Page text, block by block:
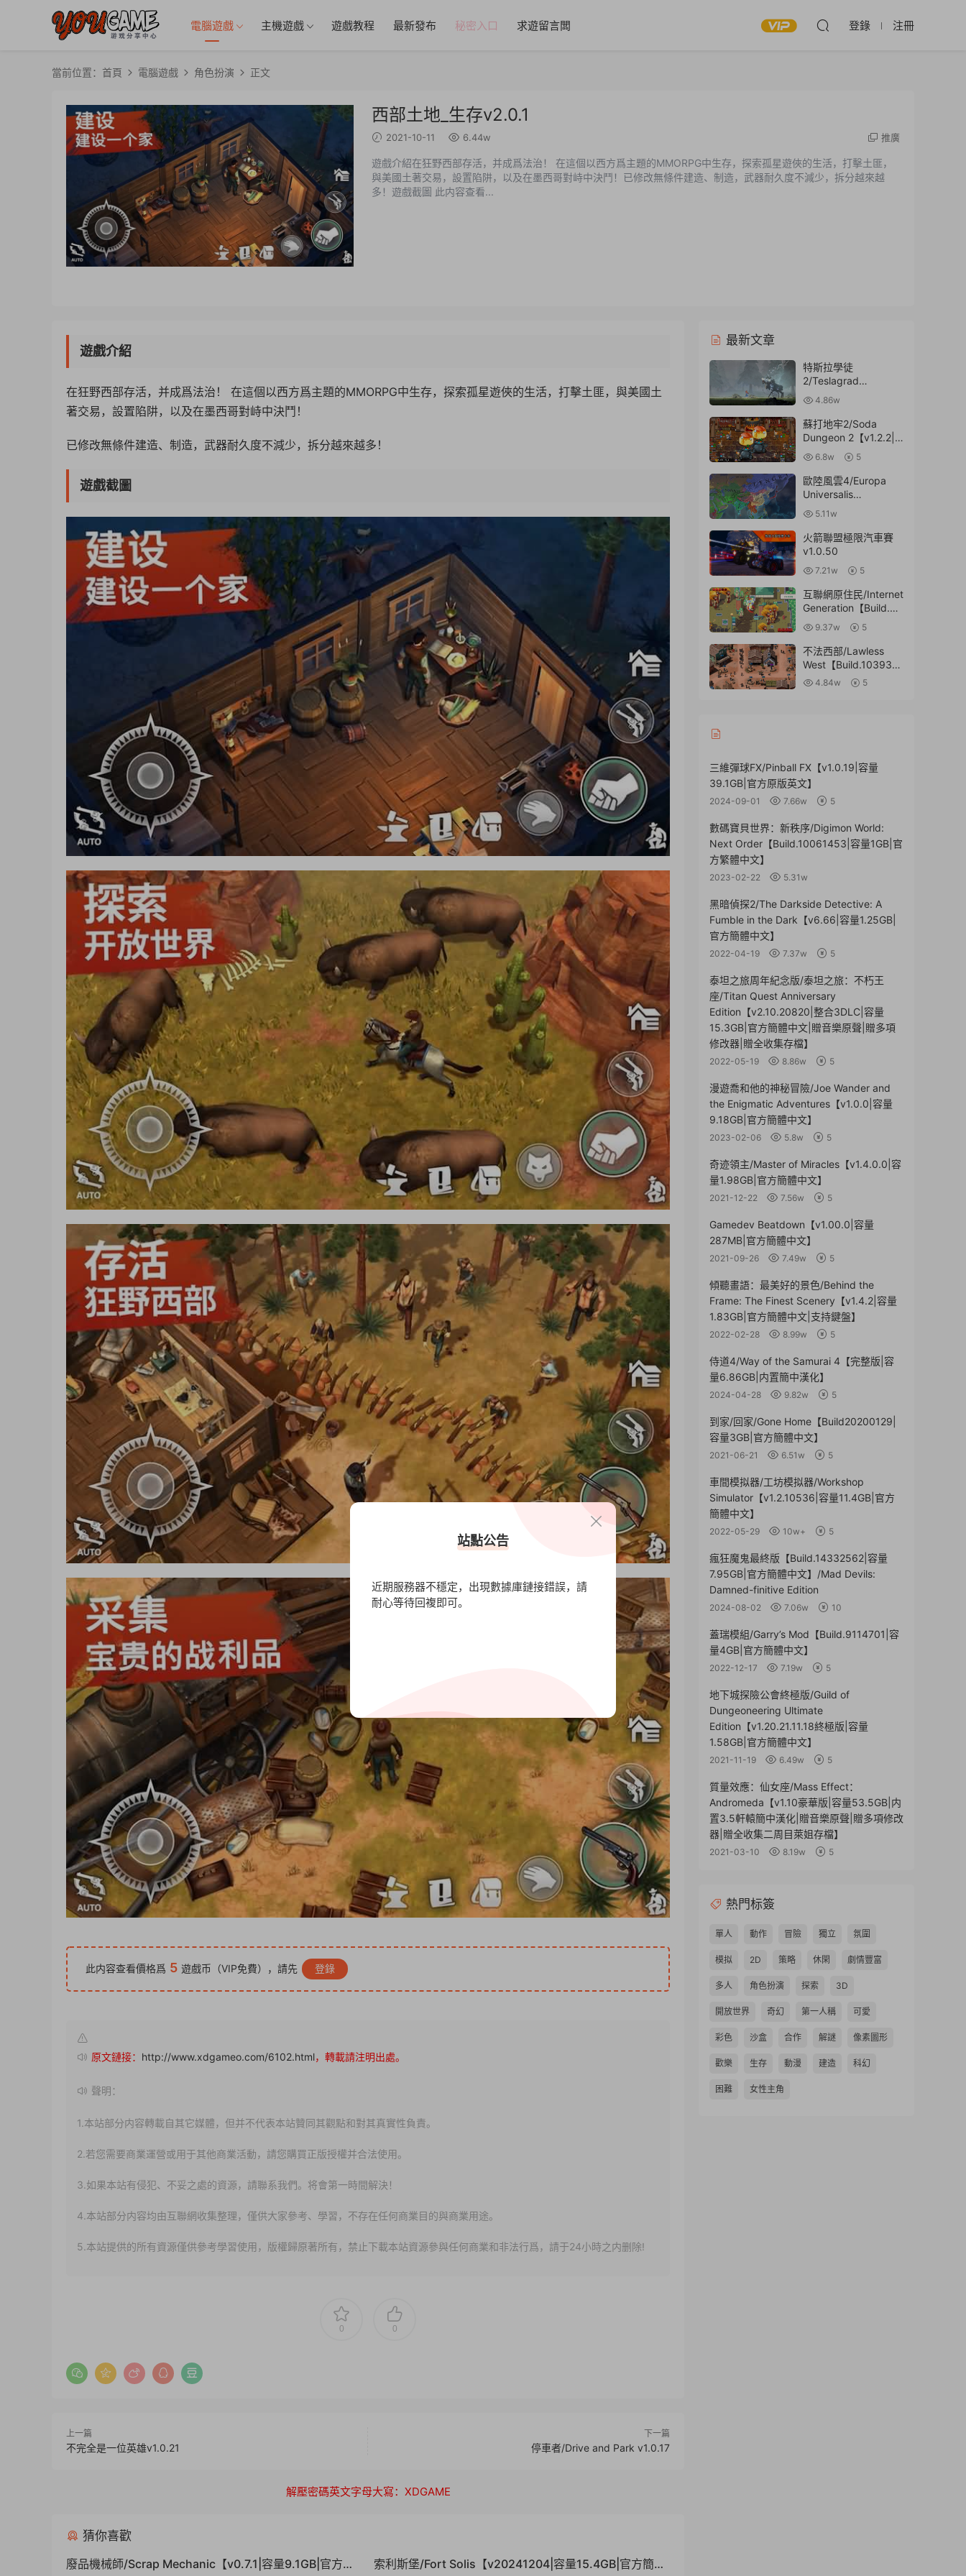
電腦遊戲 主機遊戲 遊戲教程 最新發布 秘密入口 求遊留言闆 登錄 注冊
當前位置： 首頁 電腦遊戲 角色扮演 正文
西部土地_生存v2.0.1
2021-10-11 6.44w 推廣
遊戲介紹在狂野西部存活，并成爲法治！ 在這個以西方爲主題的MMORPG中生存，探索孤星遊俠的生活，打擊土匪，
與美國土著交易，設置陷阱，以及在墨西哥對峙中決鬥！已修改無條件建造、制造，武器耐久度不減少，拆分越來越
多！遊戲截圖 此内容查看...
遊戲介紹
在狂野西部存活，并成爲法治！ 在這個以西方爲主題的MMORPG中生存，探索孤星遊俠的生活，打擊土匪，與美國土
著交易，設置陷阱，以及在墨西哥對峙中決鬥！
已修改無條件建造、制造，武器耐久度不減少，拆分越來越多！
遊戲截圖
此内容查看價格爲 5 遊戲币（VIP免費），請先 登錄
原文鏈接： http://www.xdgameo.com/6102.html，轉載請注明出處。
聲明：
1.本站部分内容轉載自其它媒體，但并不代表本站贊同其觀點和對其真實性負責。
2.若您需要商業運營或用于其他商業活動，請您購買正版授權并合法使用。
3.如果本站有侵犯、不妥之處的資源，請聯系我們。将會第一時間解決！
4.本站部分内容均由互聯網收集整理，僅供大家參考、學習，不存在任何商業目的與商業用途。
5.本站提供的所有資源僅供參考學習使用，版權歸原著所有，禁止下載本站資源參與任何商業和非法行爲，請于24小時之内删除!
0 0
上一篇
不完全是一位英雄v1.0.21
下一篇
停車者/Drive and Park v1.0.17
解壓密碼英文字母大寫：XDGAME
猜你喜歡
廢品機械師/Scrap Mechanic【v0.7.1|容量9.1GB|官方簡
索利斯堡/Fort Solis【v20241204|容量15.4GB|官方簡體
最新文章
特斯拉學徒
2/Teslagrad
2【Build.11030621|
容量2.96GB|官方簡體
中文】
4.86w
蘇打地牢2/Soda
Dungeon 2【v1.2.2|
容量375MB|官方簡體
中文】
6.8w 5
歐陸風雲4/Europa
Universalis
IV【v1.35.0|整合全
DLC|容量6.46GB|官
方原版英文】
5.11w
火箭聯盟極限汽車賽
v1.0.50
7.21w 5
互聯網原住民/Internet
Generation【Build.97
54343|容量1.05GB|
官方簡體中文】
9.37w 5
不法西部/Lawless
West【Build.1039312
7|容量577MB|官方簡
4.84w 5
三維彈球FX/Pinball FX【v1.0.19|容量
39.1GB|官方原版英文】
2024-09-01 7.66w 5
數碼寶貝世界：新秩序/Digimon World:
Next Order【Build.10061453|容量1GB|官
方繁體中文】
2023-02-22 5.31w
黑暗偵探2/The Darkside Detective: A
Fumble in the Dark【v6.66|容量1.25GB|
官方簡體中文】
2022-04-19 7.37w 5
泰坦之旅周年紀念版/泰坦之旅：不朽王
座/Titan Quest Anniversary
Edition【v2.10.20820|整合3DLC|容量
15.3GB|官方簡體中文|贈音樂原聲|贈多項
修改器|贈全收集存檔】
2022-05-19 8.86w 5
漫遊喬和他的神秘冒險/Joe Wander and
the Enigmatic Adventures【v1.0.0|容量
9.18GB|官方簡體中文】
2023-02-06 5.8w 5
奇迹領主/Master of Miracles【v1.4.0.0|容
量1.98GB|官方簡體中文】
2021-12-22 7.56w 5
Gamedev Beatdown【v1.00.0|容量
287MB|官方簡體中文】
2021-09-26 7.49w 5
傾聽畫語：最美好的景色/Behind the
Frame: The Finest Scenery【v1.4.2|容量
1.83GB|官方簡體中文|支持鍵盤】
2022-02-28 8.99w 5
侍道4/Way of the Samurai 4【完整版|容
量6.86GB|内置簡中漢化】
2024-04-28 9.82w 5
到家/回家/Gone Home【Build20200129|
容量3GB|官方簡體中文】
2021-06-21 6.51w 5
車間模拟器/工坊模拟器/Workshop
Simulator【v1.2.10536|容量11.4GB|官方
簡體中文】
2022-05-29 10w+ 5
瘋狂魔鬼最終版【Build.14332562|容量
7.95GB|官方簡體中文】/Mad Devils:
Damned-finitive Edition
2024-08-02 7.06w 10
蓋瑞模組/Garry’s Mod【Build.9114701|容
量4GB|官方簡體中文】
2022-12-17 7.19w 5
地下城探險公會終極版/Guild of
Dungeoneering Ultimate
Edition【v1.20.21.11.18終極版|容量
1.58GB|官方簡體中文】
2021-11-19 6.49w 5
質量效應：仙女座/Mass Effect：
Andromeda【v1.10豪華版|容量53.5GB|内
置3.5軒轅簡中漢化|贈音樂原聲|贈多項修改
器|贈全收集二周目萊姐存檔】
2021-03-10 8.19w 5
熱門标簽
單人 動作 冒險 獨立 氛圍
模拟 2D 策略 休閑 劇情豐富
多人 角色扮演 探索 3D
開放世界 奇幻 第一人稱 可愛
彩色 沙盒 合作 解謎 像素圖形
歡樂 生存 動漫 建造 科幻
困難 女性主角
站點公告
近期服務器不穩定，出現數據庫鏈接錯誤，請
耐心等待回複即可。